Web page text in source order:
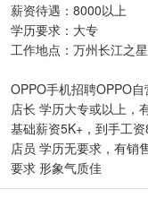
薪资待遇：8000以上
学历要求：大专
工作地点：万州长江之星
OPPO手机招聘OPPO
店长 学历大专或以上，
基础薪资5K+，到手工
店员 学历无要求，有销
要求 形象气质佳